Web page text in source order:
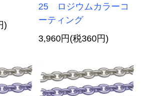
)
25 ロジウムカラーコ
ーティング
3,960円(税360円)